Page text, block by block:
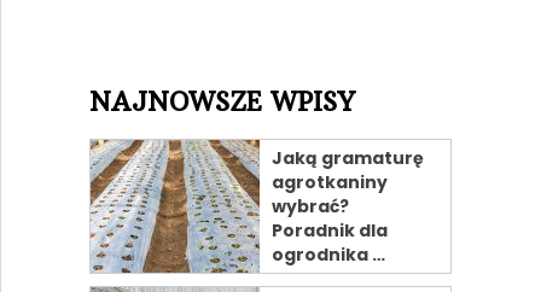
NAJNOWSZE WPISY
Jaką gramaturę
agrotkaniny
wybrać?
Poradnik dla
ogrodnika …